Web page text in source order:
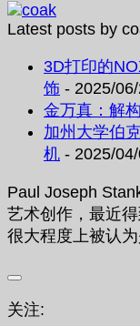
Latest posts by
3D打印的
饰 - 2025/
金万真：解
加州大学伯
机 - 2025/
Paul Joseph
艺术创作，最近
很大程度上被认
关注: